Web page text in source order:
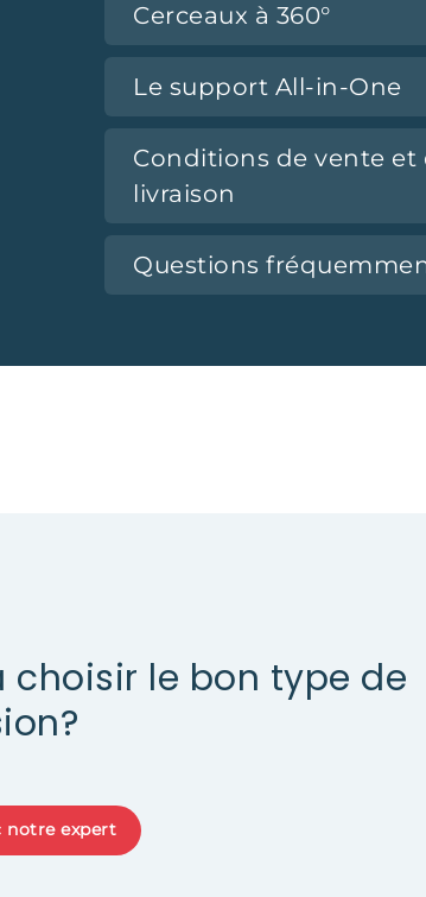
Cerceaux à 360°
Le support All-in-One
Conditions de vente et
livraison
Questions
choisir le bon type de
notre expert